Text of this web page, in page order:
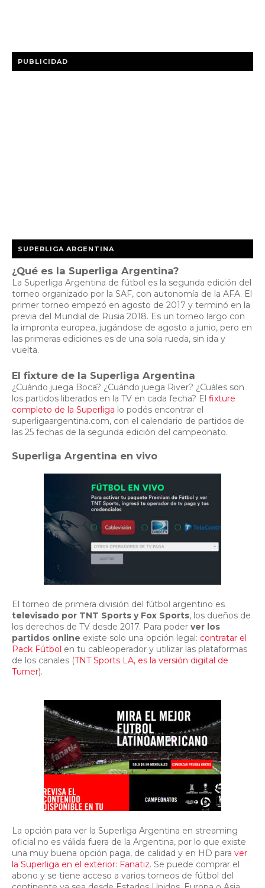
PUBLICIDAD
SUPERLIGA ARGENTINA
¿Qué es la Superliga Argentina?
La Superliga Argentina de fútbol es la segunda edición del
torneo organizado por la SAF, con autonomía de la AFA. El
primer torneo empezó en agosto de 2017 y terminó en la
previa del Mundial de Rusia 2018. Es un torneo largo con
la impronta europea, jugándose de agosto a junio, pero en
las primeras ediciones es de una sola rueda, sin ida y
vuelta.
El fixture de la Superliga Argentina
¿Cuándo juega Boca? ¿Cuándo juega River? ¿Cuáles son
los partidos liberados en la TV en cada fecha? El fixture
completo de la Superliga lo podés encontrar el
superligaargentina.com, con el calendario de partidos de
las 25 fechas de la segunda edición del campeonato.
Superliga Argentina en vivo
El torneo de primera división del fútbol argentino es
televisado por TNT Sports y Fox Sports, los dueños de
los derechos de TV desde 2017. Para poder ver los
partidos online existe solo una opción legal: contratar el
Pack Fútbol en tu cableoperador y utilizar las plataformas
de los canales (TNT Sports LA, es la versión digital de
Turner).
La opción para ver la Superliga Argentina en streaming
oficial no es válida fuera de la Argentina, por lo que existe
una muy buena opción paga, de calidad y en HD para ver
la Superliga en el exterior: Fanatiz. Se puede comprar el
abono y se tiene acceso a varios torneos de fútbol del